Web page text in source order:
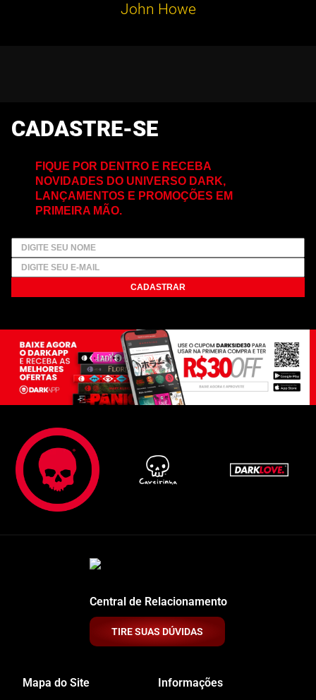
John Howe
CADASTRE-SE
FIQUE POR DENTRO E RECEBA
NOVIDADES DO UNIVERSO DARK,
LANÇAMENTOS E PROMOÇÕES EM
PRIMEIRA MÃO.
CADASTRAR
Central de Relacionamento
TIRE SUAS DÚVIDAS
Mapa do Site Informações